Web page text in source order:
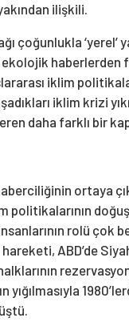
ilişkili.
çoğunlukla ‘yerel’
haberlerden
iklim
iklim krizi
daha farklı bir
ortaya
politikalarının
rolü çok
ABD’de
yığılmasıyla